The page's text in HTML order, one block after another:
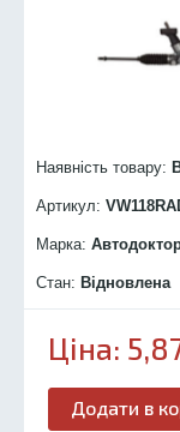
Наявність товару:
Артикул: VW118R
Марка:
Стан: Відновлена
Ціна:
Додати в